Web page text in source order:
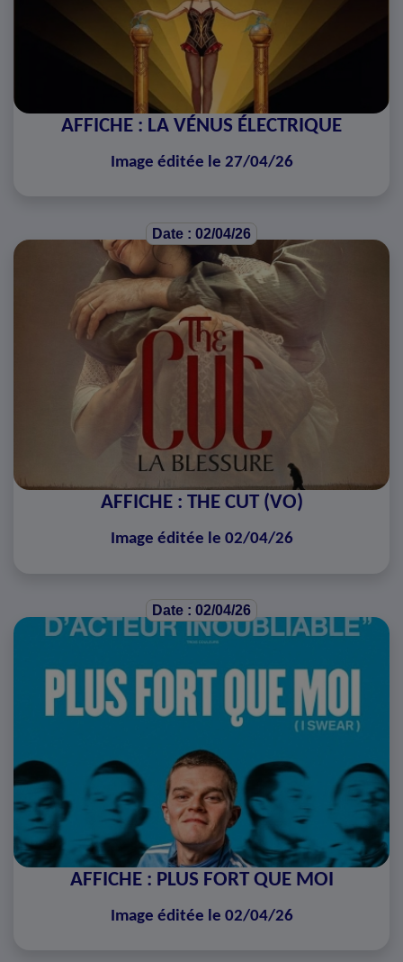
AFFICHE : LA VÉNUS ÉLECTRIQUE
Image éditée le 27/04/26
Date : 02/04/26
AFFICHE : THE CUT (VO)
Image éditée le 02/04/26
Date : 02/04/26
AFFICHE : PLUS FORT QUE MOI
Image éditée le 02/04/26